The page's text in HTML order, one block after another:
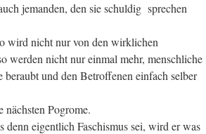
jemanden, den sie schuldig sprechen
wird nicht nur von den wirklichen
werden nicht nur einmal mehr, menschliche
und den Betroffenen einfach selber
Pogrome.
eigentlich Faschismus sei, wird er was